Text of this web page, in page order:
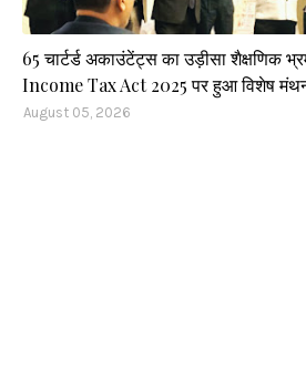
65 चार्टर्ड अकाउंटेंट्स का उड़ीसा शैक्षणिक
Income Tax Act 2025 पर हुआ विशेष
August 05, 2026